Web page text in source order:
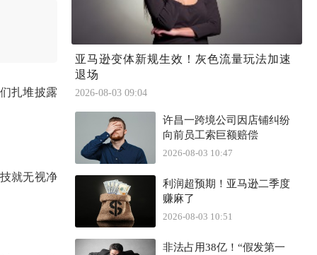
扎堆披露
就无视净
亚马逊变体新规生效！灰色流量玩法加速
退场
2026-08-03 09:04
许昌一跨境公司因店铺纠纷
向前员工索巨额赔偿
2026-08-03 10:47
利润超预期！亚马逊二季度
赚麻了
2026-08-03 10:51
非法占用38亿！“假发第一